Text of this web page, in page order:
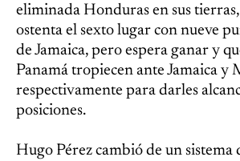
eliminada Honduras en sus
ostenta el sexto lugar con nueve
de Jamaica, pero espera ganar y
Panamá tropiecen ante Jamaica y
respectivamente para darles
posiciones.
Hugo Pérez cambió de un sistema